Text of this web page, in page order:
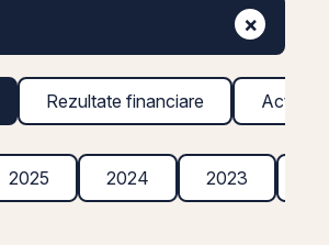
×
Rezultate financiare Acțiuni
2025 2024 2023